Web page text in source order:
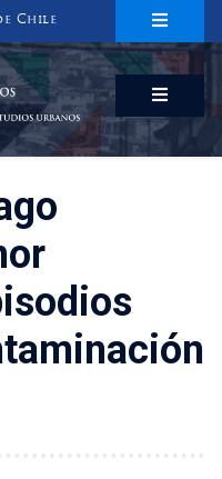
Chile
URBANOS
Y ESTUDIOS URBANOS